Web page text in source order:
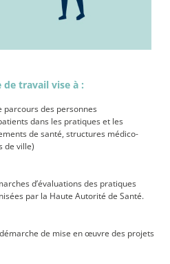
de travail vise à :
parcours des personnes
dans les pratiques et les
de santé, structures médico-
de ville)
d’évaluations des pratiques
par la Haute Autorité de Santé.
de mise en œuvre des projets